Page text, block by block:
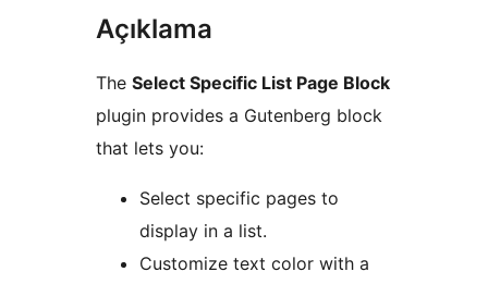
Açıklama
The Select Specific List Page Block
plugin provides a Gutenberg block
that lets you:
Select specific pages to
display in a list.
Customize text color with a